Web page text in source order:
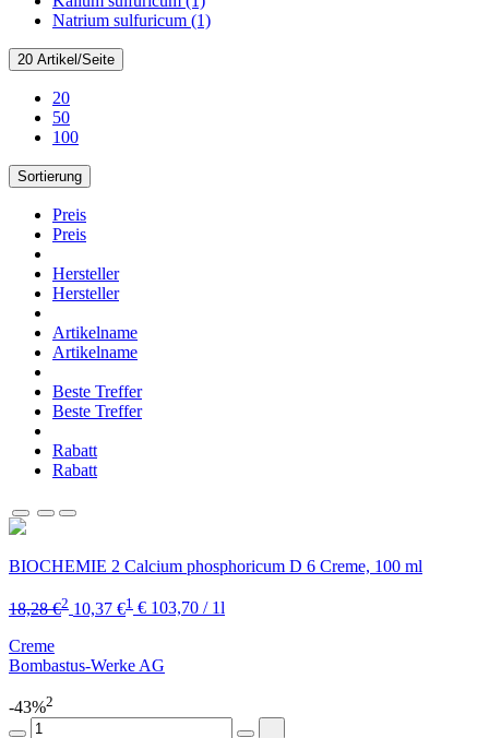
Natrium sulfuricum (1)
20 Artikel/Seite
20
50
100
Sortierung
Preis
Preis
Hersteller
Hersteller
Artikelname
Artikelname
Beste Treffer
Beste Treffer
Rabatt
Rabatt
BIOCHEMIE 2 Calcium phosphoricum D 6 Creme, 100 ml
18,28 €2 10,37 €1 € 103,70 / 1l
Creme
Bombastus-Werke AG
-43%2